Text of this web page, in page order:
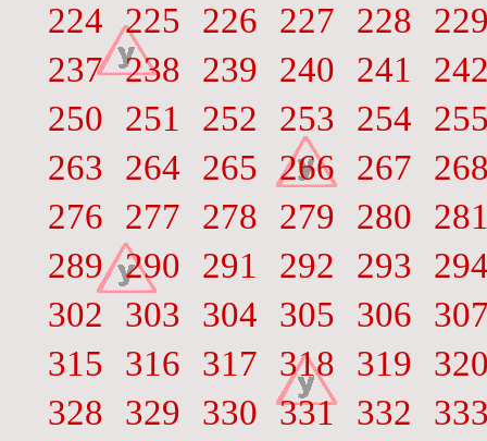
224 225 226 227 228
237 238 239 240 241
250
251 252 253 254
263
264 265 266 267
276
277 278 279 280
289 290 291 292 293
302
303 304 305 306
315
316 317 318 319
328
329 330 331 332